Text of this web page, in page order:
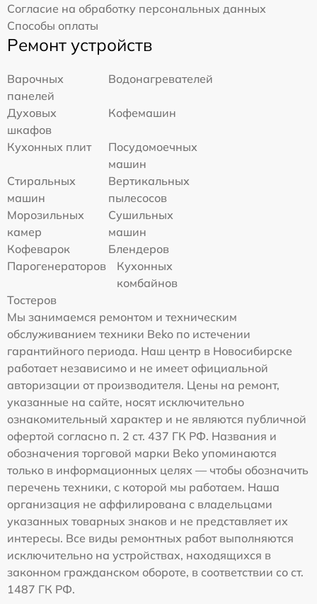
Согласие на обработку персональных данных
Способы оплаты
Ремонт устройств
Варочных
панелей
Водонагревателей
Духовых
шкафов
Кофемашин
Кухонных плит
Посудомоечных
машин
Стиральных
машин
Вертикальных
пылесосов
Морозильных
камер
Сушильных
машин
Кофеварок
Блендеров
Парогенераторов
Кухонных
комбайнов
Тостеров
Мы занимаемся ремонтом и техническим
обслуживанием техники Beko по истечении
гарантийного периода. Наш центр в Новосибирске
работает независимо и не имеет официальной
авторизации от производителя. Цены на ремонт,
указанные на сайте, носят исключительно
ознакомительный характер и не являются публичной
офертой согласно п. 2 ст. 437 ГК РФ. Названия и
обозначения торговой марки Beko упоминаются
только в информационных целях — чтобы обозначить
перечень техники, с которой мы работаем. Наша
организация не аффилирована с владельцами
указанных товарных знаков и не представляет их
интересы. Все виды ремонтных работ выполняются
исключительно на устройствах, находящихся в
законном гражданском обороте, в соответствии со ст.
1487 ГК РФ.